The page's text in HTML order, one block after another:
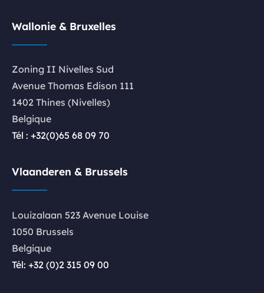
Wallonie & Bruxelles
Zoning II Nivelles Sud
Avenue Thomas Edison 111
1402 Thines (Nivelles)
Belgique
Tél : +32(0)65 68 09 70
Vlaanderen & Brussels
Louizalaan 523 Avenue Louise
1050 Brussels
Belgique
Tél: +32 (0)2 315 09 00